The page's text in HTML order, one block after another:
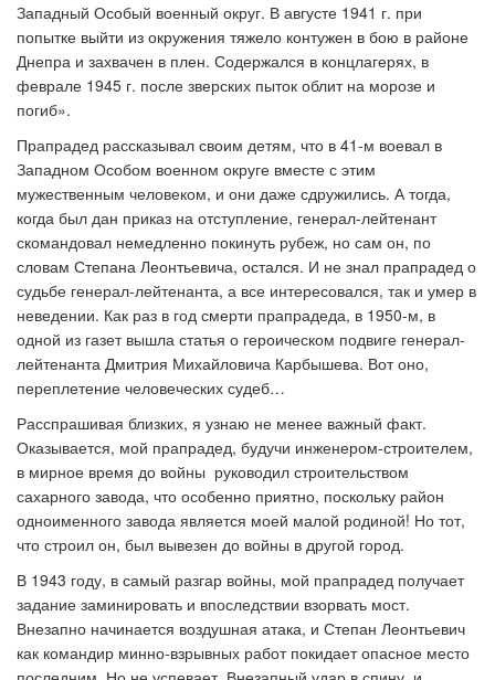
Западный Особый военный округ. В августе 1941 г. при
попытке выйти из окружения тяжело контужен в бою в районе
Днепра и захвачен в плен. Содержался в концлагерях, в
феврале 1945 г. после зверских пыток облит на морозе и
погиб».
Прапрадед рассказывал своим детям, что в 41-м воевал в
Западном Особом военном округе вместе с этим
мужественным человеком, и они даже сдружились. А тогда,
когда был дан приказ на отступление, генерал-лейтенант
скомандовал немедленно покинуть рубеж, но сам он, по
словам Степана Леонтьевича, остался. И не знал прапрадед о
судьбе генерал-лейтенанта, а все интересовался, так и умер в
неведении. Как раз в год смерти прапрадеда, в 1950-м, в
одной из газет вышла статья о героическом подвиге генерал-
лейтенанта Дмитрия Михайловича Карбышева. Вот оно,
переплетение человеческих судеб…
Расспрашивая близких, я узнаю не менее важный факт.
Оказывается, мой прапрадед, будучи инженером-строителем,
в мирное время до войны руководил строительством
сахарного завода, что особенно приятно, поскольку район
одноименного завода является моей малой родиной! Но тот,
что строил он, был вывезен до войны в другой город.
В 1943 году, в самый разгар войны, мой прапрадед получает
задание заминировать и впоследствии взорвать мост.
Внезапно начинается воздушная атака, и Степан Леонтьевич
как командир минно-взрывных работ покидает опасное место